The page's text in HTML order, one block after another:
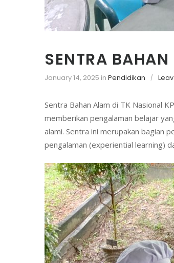
SENTRA
January 14, 2025 in Pendidikan
Sentra Bahan Alam di TK Nasional
memberikan pengalaman belajar
alami. Sentra ini merupakan bagian
pengalaman (experiential learning)